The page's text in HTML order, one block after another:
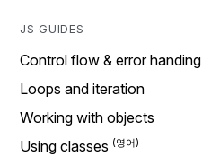
JS GUIDES
Control flow & error handing
Loops and iteration
Working with objects
Using classes